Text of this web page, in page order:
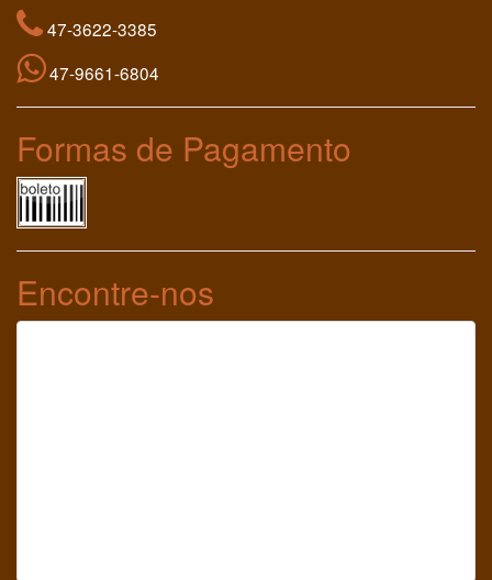
47-3622-3385
47-9661-6804
Formas de Pagamento
Encontre-nos